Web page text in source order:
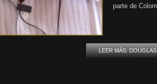
parte de
LEER MÁS: